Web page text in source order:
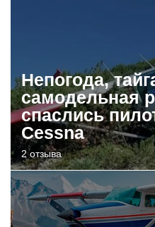
Непогода,
самодельная
спаслись
Cessna
2 отзыва